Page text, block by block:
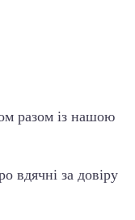
разом із нашою
вдячні за довіру